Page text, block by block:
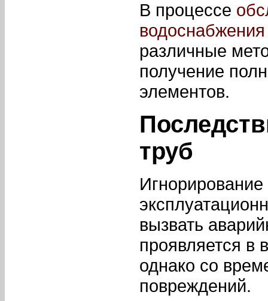
В процессе
различные
получение
элементов.
труб
вызвать
проявляется в
однако со
повреждений.